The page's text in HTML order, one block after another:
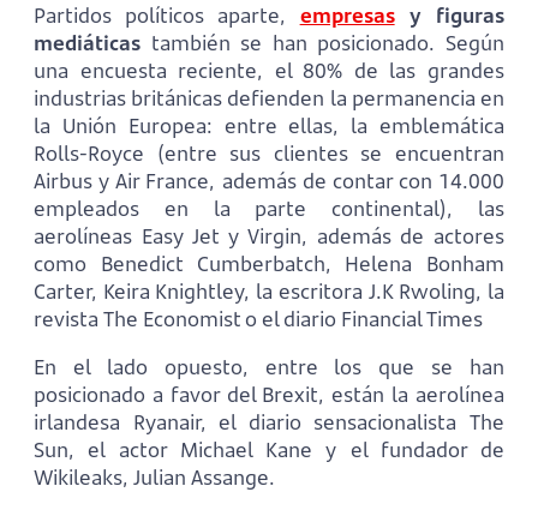
Partidos políticos aparte, empresasy figuras
mediáticas también se han posicionado. Según
una encuesta reciente, el 80% de las grandes
industrias británicas defienden la permanencia en
la Unión Europea: entre ellas, la emblemática
Rolls-Royce (entre sus clientes se encuentran
Airbus y Air France, además de contar con 14.000
empleados en la parte continental), las
aerolíneas Easy Jet y Virgin, además de actores
como Benedict Cumberbatch, Helena Bonham
Carter, Keira Knightley, la escritora J.K Rwoling, la
revista The Economist o el diario Financial Times
En el lado opuesto, entre los que se han
posicionado a favor del Brexit, están la aerolínea
irlandesa Ryanair, el diario sensacionalista The
Sun, el actor Michael Kane y el fundador de
Wikileaks, Julian Assange.